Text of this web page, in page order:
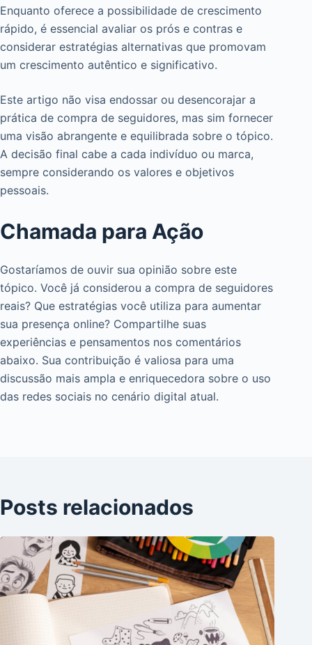
Enquanto oferece a possibilidade de crescimento
rápido, é essencial avaliar os prós e contras e
considerar estratégias alternativas que promovam
um crescimento autêntico e significativo.
Este artigo não visa endossar ou desencorajar a
prática de compra de seguidores, mas sim fornecer
uma visão abrangente e equilibrada sobre o tópico.
A decisão final cabe a cada indivíduo ou marca,
sempre considerando os valores e objetivos
pessoais.
Chamada para Ação
Gostaríamos de ouvir sua opinião sobre este
tópico. Você já considerou a compra de seguidores
reais? Que estratégias você utiliza para aumentar
sua presença online? Compartilhe suas
experiências e pensamentos nos comentários
abaixo. Sua contribuição é valiosa para uma
discussão mais ampla e enriquecedora sobre o uso
das redes sociais no cenário digital atual.
Posts relacionados